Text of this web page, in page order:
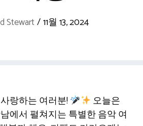
Stewart/11월 13, 2024
랑하는 여러분!
오늘은
에서 펼쳐지는 특별한 음악 여